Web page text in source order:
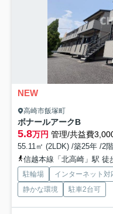
NEW
高崎市飯塚町
ボナールアークB
5.8万円 管理/共益費
55.11㎡ (2LDK) /築25年 /2
信越本線「北高崎」駅 徒
駐輪場 インターネット対
静かな環境
駐車2台可